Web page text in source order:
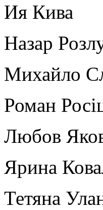
Ия Кива
Назар
Михайло
Роман
Любов
Ярина
Тетяна